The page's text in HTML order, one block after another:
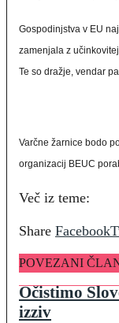
Gospodinjstva v EU
zamenjala z
Te so dražje, vendar
Varčne žarnice bodo
organizacij BEUC
Več iz teme:
Share Facebook
POVEZANI
Očistimo
izziv